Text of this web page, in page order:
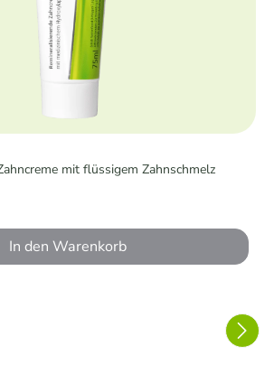
mit flüssigem Zahnschmelz
In den Warenkorb